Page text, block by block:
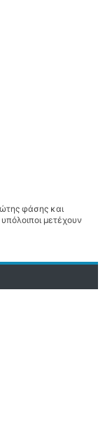
φάσης και
μετέχουν